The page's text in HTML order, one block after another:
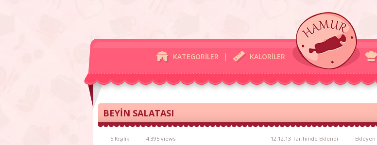
KATEGORİLER KALORİLER
BEYİN SALATASI
5 Kişilik 4.395 views Ekleyen
12.12.13 Tarihinde Eklendi